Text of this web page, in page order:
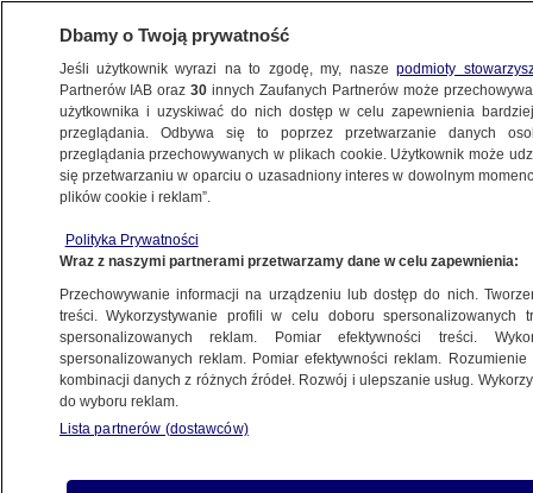
BIZNES
PIENIĄDZE
i na przystankach. Prezydent podpisał
restrykcyjną ustawę
12.08.2016, 11:43
Udostępnij
elektronicznych papierosów - przewiduje
Dbamy o Twoją prywatność
Jeśli użytkownik wyrazi na to zgodę, my, naszepodmioty
Partnerów IAB oraz30 innych Zaufanych Partnerów może
użytkownika i uzyskiwać do nich dostęp w celu zapewnienia
przeglądania. Odbywa się to poprzez przetwarzanie danych
przeglądania przechowywanych w plikach cookie. Użytkownik może
się przetwarzaniu w oparciu o uzasadniony interes w dowolnym
plików cookie i reklam”.
Polityka Prywatności
Wraz z naszymi partnerami przetwarzamy dane w celu zapewnienia:
Przechowywanie informacji na urządzeniu lub dostęp do nich.
treści. Wykorzystywanie profili w celu doboru spersonalizowanych
spersonalizowanych reklam. Pomiar efektywności treści.
spersonalizowanych reklam. Pomiar efektywności reklam.
kombinacji danych z różnych źródeł. Rozwój i ulepszanie usług.
do wyboru reklam.
Lista partnerów (dostawców)